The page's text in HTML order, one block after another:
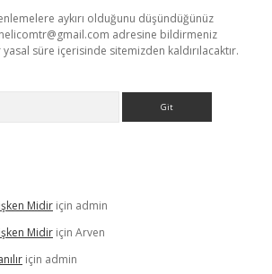
aykırı olduğunu düşündüğünüz
adresine bildirmeniz
süre içerisinde sitemizden kaldırılacaktır.
Midir için admin
Midir için Arven
için admin